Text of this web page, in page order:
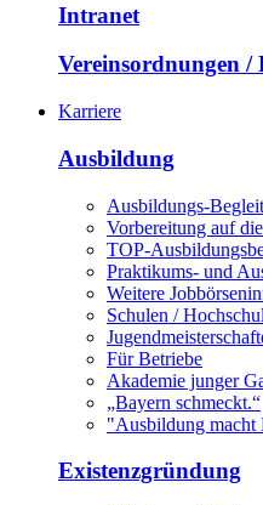
Intranet
Vereinsordnungen /
Karriere
Ausbildung
Ausbildungs-
Vorbereitung auf
TOP-
Praktikums- und
Weitere
Schulen /
Für Betriebe
Akademie junger
„Bayern schmeckt.“
"Ausbildung macht
Existenzgründung